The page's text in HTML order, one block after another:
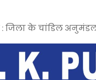
के चांडिल अनुमंडल